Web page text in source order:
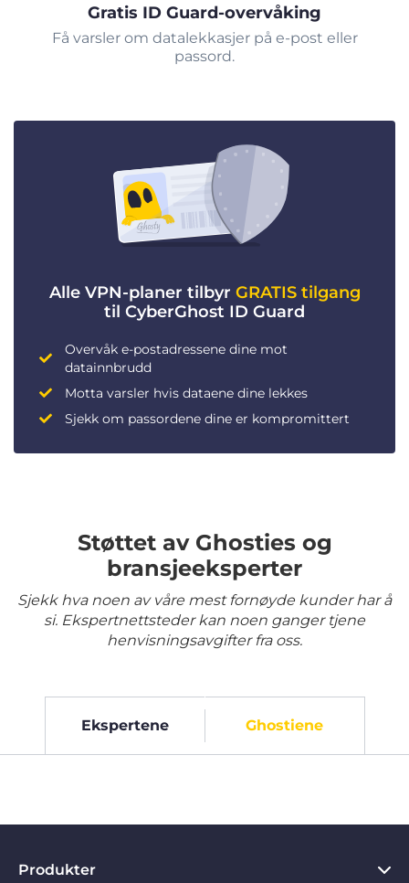
Gratis ID Guard-overvåking
Få varsler om datalekkasjer på e-post eller
passord.
Alle VPN-planer tilbyr GRATIS tilgang
til CyberGhost ID Guard
Overvåk e-postadressene dine mot
datainnbrudd
Motta varsler hvis dataene dine lekkes
Sjekk om passordene dine er kompromittert
Støttet av Ghosties og
bransjeeksperter
Sjekk hva noen av våre mest fornøyde kunder har å
si. Ekspertnettsteder kan noen ganger tjene
henvisningsavgifter fra oss.
Ekspertene Ghostiene
Produkter